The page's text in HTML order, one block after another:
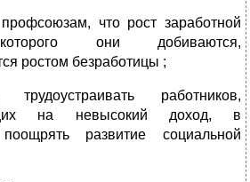
профсоюзам, что рост заработной
они добиваются,
ростом безработицы ;
трудоустраивать работников,
на невы­сокий доход, в
поощрять развитие социаль­ной